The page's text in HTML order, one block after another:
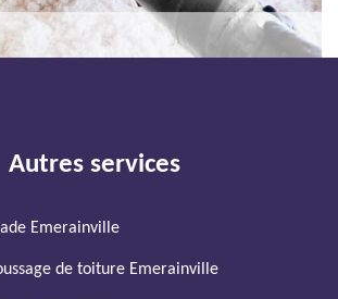
Autres services
Emerainville
de toiture Emerainville